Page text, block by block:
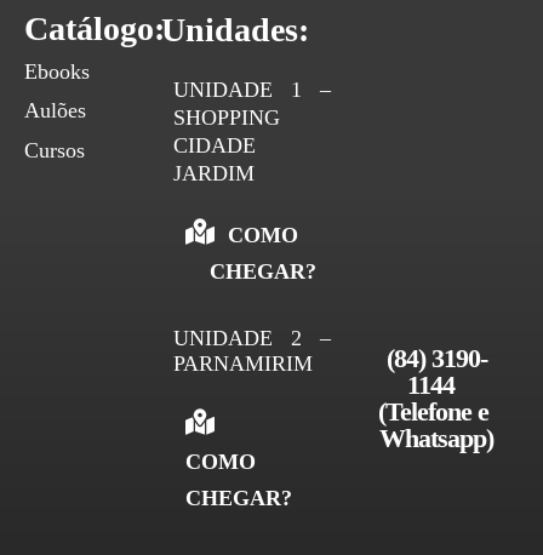
Catálogo:
Ebooks
Aulões
Cursos
Unidades:
UNIDADE 1 –
SHOPPING
CIDADE
JARDIM
COMO
CHEGAR?
UNIDADE 2 –
PARNAMIRIM
COMO
CHEGAR?
(84) 3190-
1144
(Telefone e
Whatsapp)